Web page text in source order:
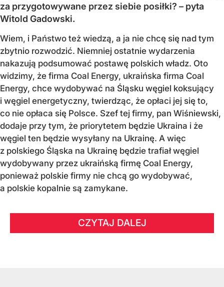
za przygotowywane przez siebie posiłki? – pyta
Witold Gadowski.
Wiem, i Państwo też wiedzą, a ja nie chcę się nad tym
zbytnio rozwodzić. Niemniej ostatnie wydarzenia
nakazują podsumować postawę polskich władz. Oto
widzimy, że firma Coal Energy, ukraińska firma Coal
Energy, chce wydobywać na Śląsku węgiel koksujący
i węgiel energetyczny, twierdząc, że opłaci jej się to,
co nie opłaca się Polsce. Szef tej firmy, pan Wiśniewski,
dodaje przy tym, że priorytetem będzie Ukraina i że
węgiel ten będzie wysyłany na Ukrainę. A więc
z polskiego Śląska na Ukrainę będzie trafiał węgiel
wydobywany przez ukraińską firmę Coal Energy,
ponieważ polskie firmy nie chcą go wydobywać,
a polskie kopalnie są zamykane.
CZYTAJ DALEJ